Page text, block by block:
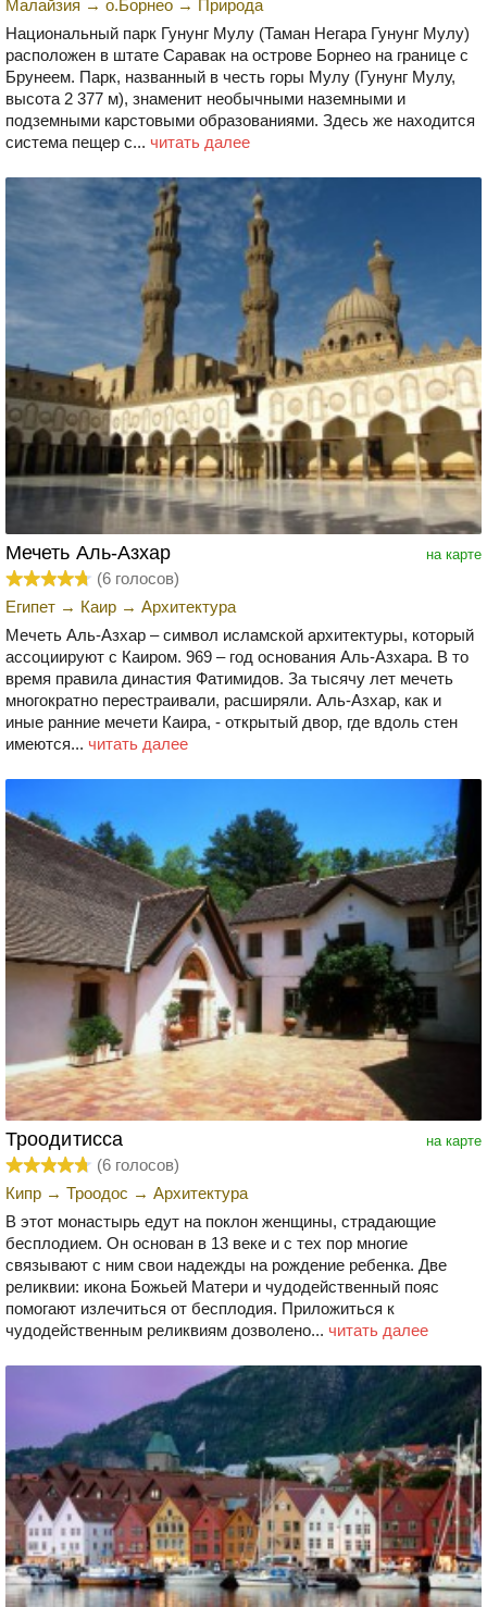
Малайзия → о.Борнео → Природа
Национальный парк Гунунг Мулу (Таман Негара Гунунг Мулу)
расположен в штате Саравак на острове Борнео на границе с
Брунеем. Парк, названный в честь горы Мулу (Гунунг Мулу,
высота 2 377 м), знаменит необычными наземными и
подземными карстовыми образованиями. Здесь же находится
система пещер с... читать далее
на карте
Мечеть Аль-Азхар
(6 голосов)
Египет → Каир → Архитектура
Мечеть Аль-Азхар – символ исламской архитектуры, который
ассоциируют с Каиром. 969 – год основания Аль-Азхара. В то
время правила династия Фатимидов. За тысячу лет мечеть
многократно перестраивали, расширяли. Аль-Азхар, как и
иные ранние мечети Каира, - открытый двор, где вдоль стен
имеются... читать далее
на карте
Троодитисса
(6 голосов)
Кипр → Троодос → Архитектура
В этот монастырь едут на поклон женщины, страдающие
бесплодием. Он основан в 13 веке и с тех пор многие
связывают с ним свои надежды на рождение ребенка. Две
реликвии: икона Божьей Матери и чудодейственный пояс
помогают излечиться от бесплодия. Приложиться к
чудодейственным реликвиям дозволено... читать далее